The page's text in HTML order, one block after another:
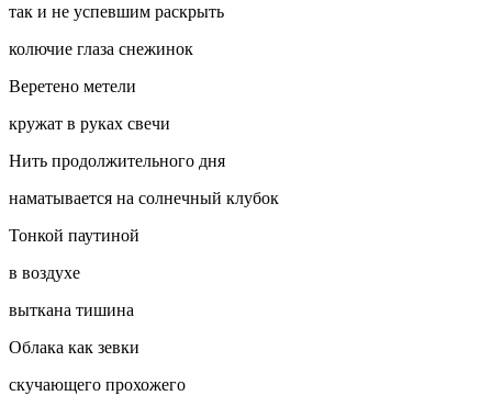
так и не успевшим раскрыть
колючие глаза снежинок
Веретено метели
кружат в руках свечи
Нить продолжительного дня
наматывается на солнечный клубок
Тонкой паутиной
в воздухе
выткана тишина
Облака как зевки
скучающего прохожего